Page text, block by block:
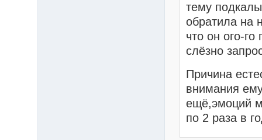
тему
обратила на
что он ого-
слёзно
Причина
внимания
ещё,эмоций
по 2 раза в